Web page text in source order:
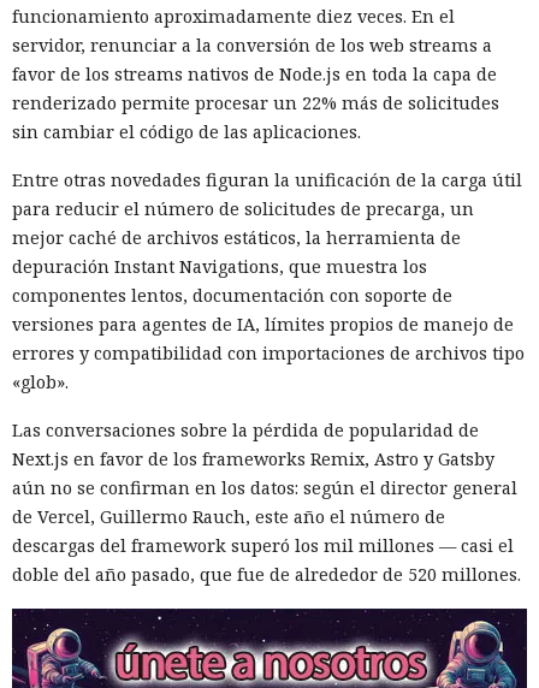
funcionamiento aproximadamente diez veces. En el
servidor, renunciar a la conversión de los web streams a
favor de los streams nativos de Node.js en toda la capa de
renderizado permite procesar un 22% más de solicitudes
sin cambiar el código de las aplicaciones.
Entre otras novedades figuran la unificación de la carga útil
para reducir el número de solicitudes de precarga, un
mejor caché de archivos estáticos, la herramienta de
depuración Instant Navigations, que muestra los
componentes lentos, documentación con soporte de
versiones para agentes de IA, límites propios de manejo de
errores y compatibilidad con importaciones de archivos tipo
«glob».
Las conversaciones sobre la pérdida de popularidad de
Next.js en favor de los frameworks Remix, Astro y Gatsby
aún no se confirman en los datos: según el director general
de Vercel, Guillermo Rauch, este año el número de
descargas del framework superó los mil millones — casi el
doble del año pasado, que fue de alrededor de 520 millones.